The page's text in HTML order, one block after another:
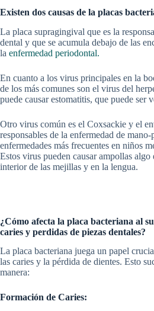
Existen dos causas de la placas
La placa supragingival que es la
dental y que se acumula debajo de las
la enfermedad periodontal.
En cuanto a los virus principales en la
de los más comunes son el virus del
puede causar estomatitis, que puede ser
Otro virus común es el Coxsackie y el
responsables de la enfermedad de
enfermedades más frecuentes en niños
Estos virus pueden causar ampollas algo
interior de las mejillas y en la lengua.
¿Cómo afecta la placa bacteriana al
caries y perdidas de piezas dentales?
La placa bacteriana juega un papel
las caries y la pérdida de dientes. Esto
manera:
Formación de Caries: